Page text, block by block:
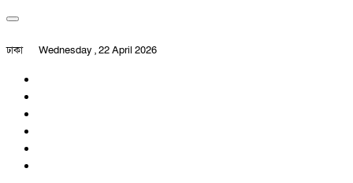
ঢাকা Wednesday , 22 April 2026